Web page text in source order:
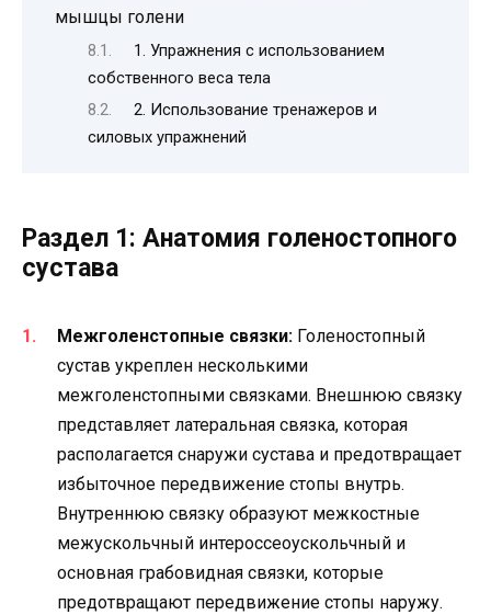
мышцы голени
1. Упражнения с использованием
собственного веса тела
2. Использование тренажеров и
силовых упражнений
Раздел 1: Анатомия голеностопного
сустава
Межголенстопные связки: Голеностопный
сустав укреплен несколькими
межголенстопными связками. Внешнюю связку
представляет латеральная связка, которая
располагается снаружи сустава и предотвращает
избыточное передвижение стопы внутрь.
Внутреннюю связку образуют межкостные
межускольчный интероссеоускольчный и
основная грабовидная связки, которые
предотвращают передвижение стопы наружу.